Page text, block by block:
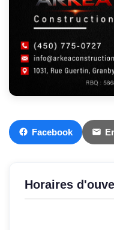
Facebook
Horaires